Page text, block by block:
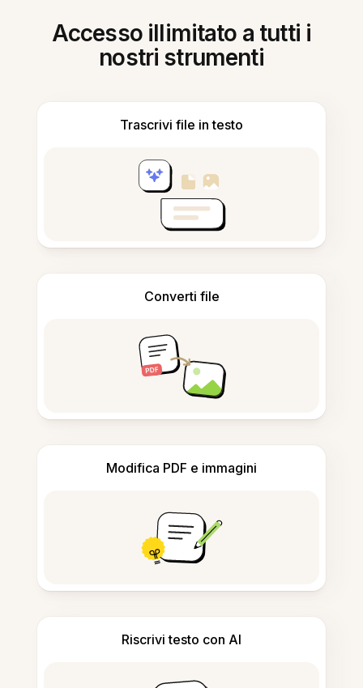
Accesso illimitato a tutti i
nostri strumenti
Trascrivi file in testo
Converti file
Modifica PDF e immagini
Riscrivi testo con AI